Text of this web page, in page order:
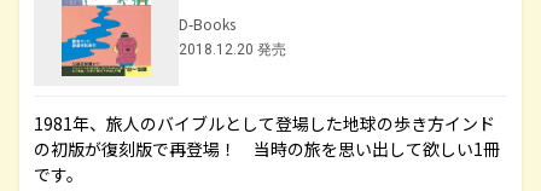
D-Books
2018.12.20 発売
1981年、旅人のバイブルとして登場した地球の歩き方インド
の初版が復刻版で再登場！ 当時の旅を思い出して欲しい1冊
です。